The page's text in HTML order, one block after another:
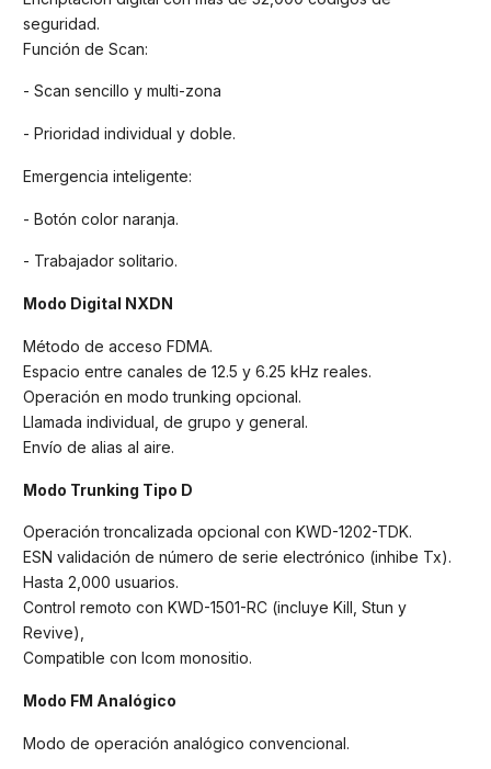
seguridad.
Función de Scan:
- Scan sencillo y multi-zona
- Prioridad individual y doble.
Emergencia inteligente:
- Botón color naranja.
- Trabajador solitario.
Modo Digital NXDN
Método de acceso FDMA.
Espacio entre canales de 12.5 y 6.25 kHz reales.
Operación en modo trunking opcional.
Llamada individual, de grupo y general.
Envío de alias al aire.
Modo Trunking Tipo D
Operación troncalizada opcional con KWD-1202-TDK.
ESN validación de número de serie electrónico (inhibe Tx).
Hasta 2,000 usuarios.
Control remoto con KWD-1501-RC (incluye Kill, Stun y
Revive),
Compatible con Icom monositio.
Modo FM Analógico
Modo de operación analógico convencional.